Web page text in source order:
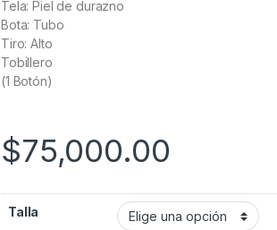
Tela: Piel de durazno
Bota: Tubo
Tiro: Alto
Tobillero
(1 Botón)
$75,000.00
Talla